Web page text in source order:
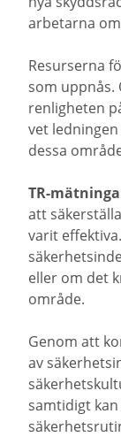
arbetarna
Resurserna
som uppnås.
renligheten
vet
dessa
TR-
att
varit
eller om det
område.
Genom att
av
samtidigt